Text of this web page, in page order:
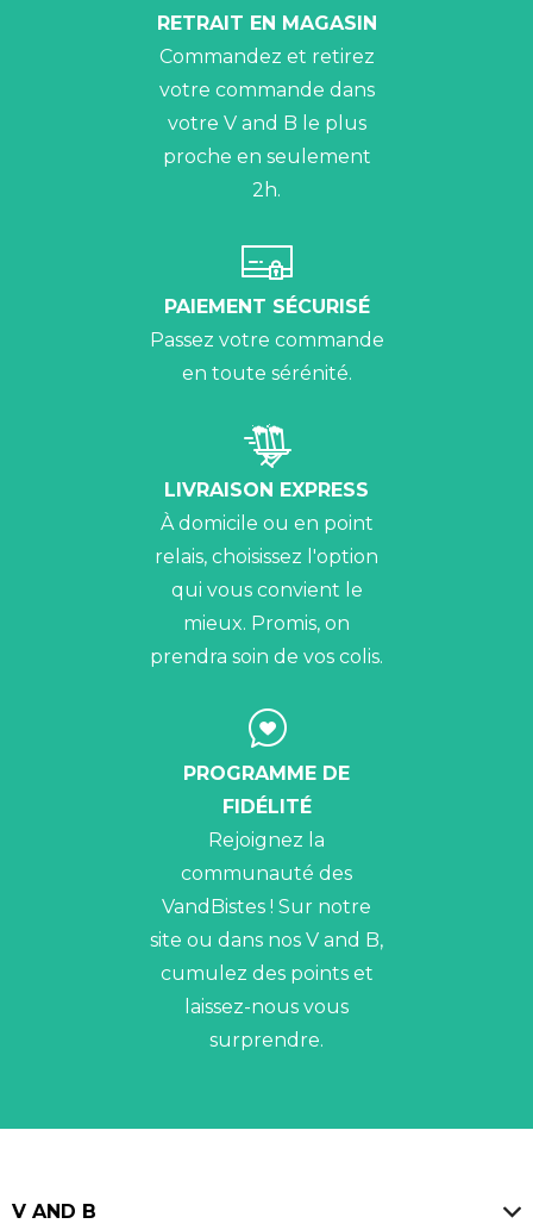
RETRAIT EN MAGASIN
Commandez et retirez
votre commande dans
votre V and B le plus
proche en seulement
2h.
PAIEMENT SÉCURISÉ
Passez votre commande
en toute sérénité.
LIVRAISON EXPRESS
À domicile ou en point
relais, choisissez l'option
qui vous convient le
mieux. Promis, on
prendra soin de vos colis.
PROGRAMME DE
FIDÉLITÉ
Rejoignez la
communauté des
VandBistes ! Sur notre
site ou dans nos V and B,
cumulez des points et
laissez-nous vous
surprendre.
V AND B